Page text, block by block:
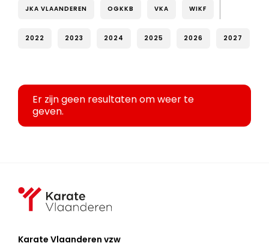
JKA VLAANDEREN OGKKB VKA WIKF
2022 2023 2024 2025 2026 2027
Er zijn geen resultaten om weer te
geven.
Karate Vlaanderen vzw